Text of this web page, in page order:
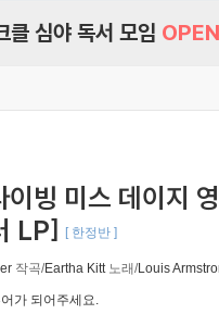
클 심야 독서 모임 OPEN
이빙 미스 데이지
LP]
[ 한정반 ]
작곡/Eartha Kitt노래/Louis
가 되어주세요.